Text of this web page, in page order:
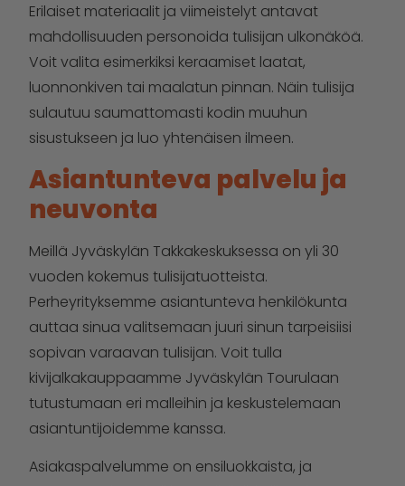
Erilaiset materiaalit ja viimeistelyt antavat
mahdollisuuden personoida tulisijan ulkonäköä.
Voit valita esimerkiksi keraamiset laatat,
luonnonkiven tai maalatun pinnan. Näin tulisija
sulautuu saumattomasti kodin muuhun
sisustukseen ja luo yhtenäisen ilmeen.
Asiantunteva palvelu ja
neuvonta
Meillä Jyväskylän Takkakeskuksessa on yli 30
vuoden kokemus tulisijatuotteista.
Perheyrityksemme asiantunteva henkilökunta
auttaa sinua valitsemaan juuri sinun tarpeisiisi
sopivan varaavan tulisijan. Voit tulla
kivijalkakauppaamme Jyväskylän Tourulaan
tutustumaan eri malleihin ja keskustelemaan
asiantuntijoidemme kanssa.
Asiakaspalvelumme on ensiluokkaista, ja